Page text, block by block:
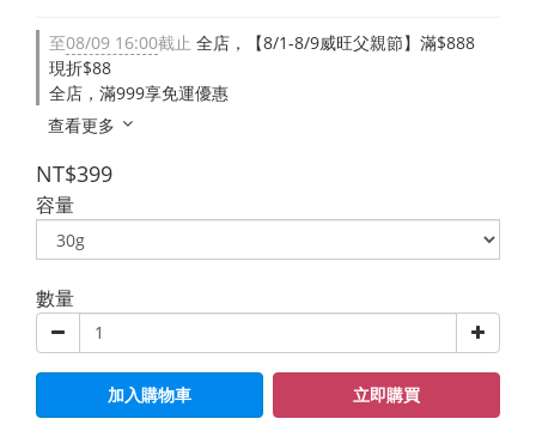
至08/09 16:00截止 全店，【8/1-8/9威旺父親節】滿$888
現折$88
全店，滿999享免運優惠
查看更多
NT$399
容量
數量
加入購物車 立即購買